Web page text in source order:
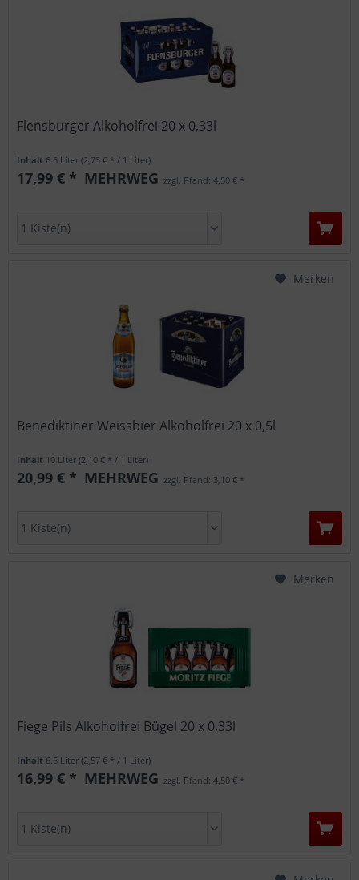
Flensburger Alkoholfrei 20 x 0,33l
Inhalt 6.6 Liter(2,73 € * / 1 Liter)
17,99 € * MEHRWEG zzgl. Pfand: 4,50 € *
Benediktiner Weissbier Alkoholfrei 20 x 0,5l
Inhalt 10 Liter(2,10 € * / 1 Liter)
20,99 € * MEHRWEG zzgl. Pfand: 3,10 € *
Merken
Fiege Pils Alkoholfrei Bügel 20 x 0,33l
Inhalt 6.6 Liter(2,57 € * / 1 Liter)
16,99 € * MEHRWEG zzgl. Pfand: 4,50 € *
Merken